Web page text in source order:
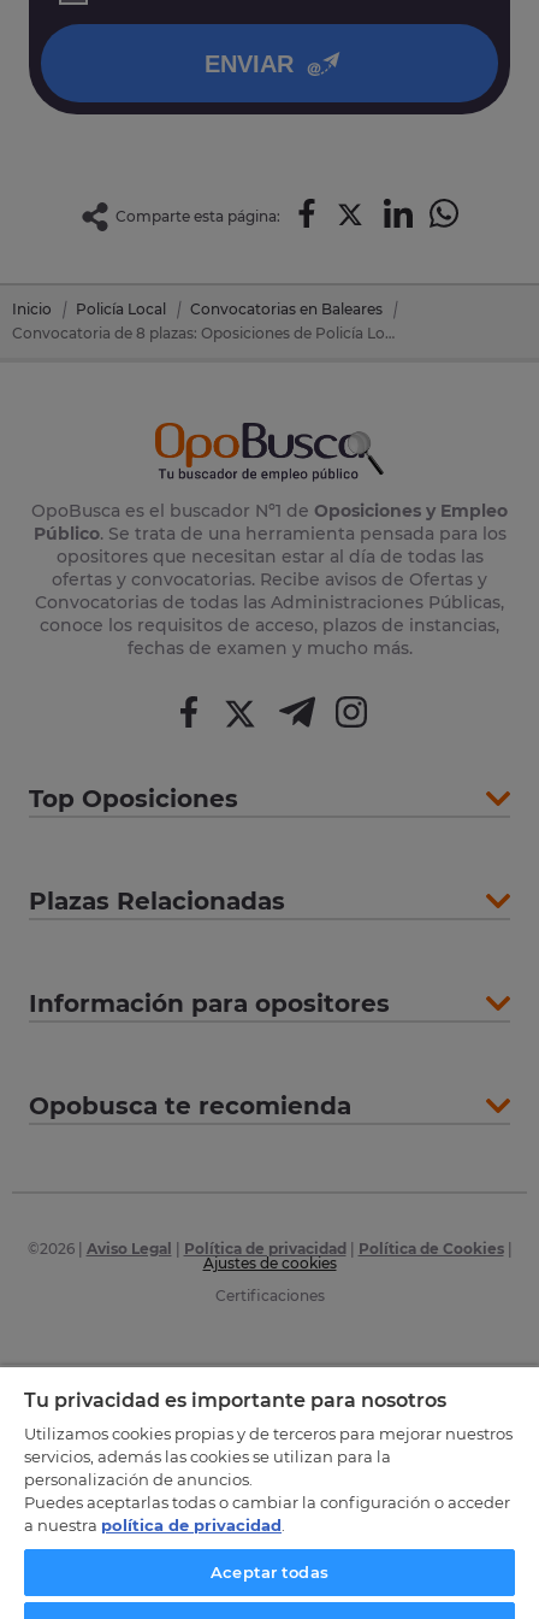
ENVIAR
Comparte esta página:
Inicio Policía Local
Convocatorias en Baleares
Convocatoria de 8 plazas: Oposiciones de Policía Local en Santa Margalida (Baleares)
OpoBusca es el buscador Nº1 de Oposiciones y Empleo
Público. Se trata de una herramienta pensada para los
opositores que necesitan estar al día de todas las
ofertas y convocatorias. Recibe avisos de Ofertas y
Convocatorias de todas las Administraciones Públicas,
conoce los requisitos de acceso, plazos de instancias,
fechas de examen y mucho más.
Top Oposiciones
Plazas Relacionadas
Información para opositores
Opobusca te recomienda
©2026| Aviso Legal Política de privacidad Política de Cookies|
Ajustes de cookies
Certificaciones
Tu privacidad es importante para nosotros
Utilizamos cookies propias y de terceros para mejorar nuestros
servicios, además las cookies se utilizan para la
personalización de anuncios.
Puedes aceptarlas todas o cambiar la configuración o acceder
a nuestra política de privacidad
Aceptar todas